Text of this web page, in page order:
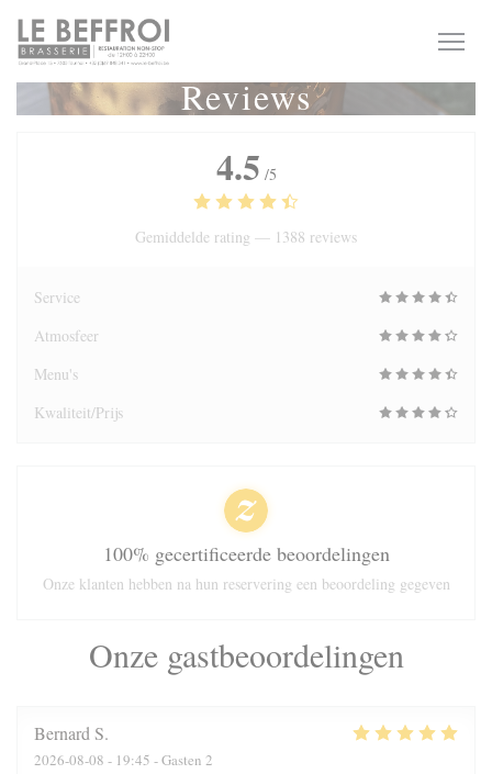
Cookies beheer paneel
Reviews
Onze gastbeoordelingen
Bernard S
2026-08-08 - 19:45 - Gasten 2
4.5 /5
Gemiddelde rating — 1388 reviews
Service
Atmosfeer
Menu's
Kwaliteit/Prijs
100% gecertificeerde beoordelingen
Onze klanten hebben na hun reservering een beoordeling gegeven